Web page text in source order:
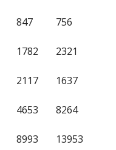
847 756
1782 2321
2117 1637
4653 8264
8993 13953